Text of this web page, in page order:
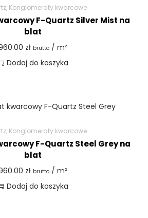
, Konglomeraty kwarcowe
F-Quartz Silver Mist na
blat
zł brutto/ m²
Dodaj do koszyka
, Konglomeraty kwarcowe
F-Quartz Steel Grey na
blat
zł brutto/ m²
Dodaj do koszyka